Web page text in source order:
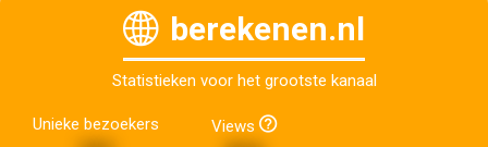
berekenen.nl
Statistieken voor het grootste kanaal
Unieke bezoekers Views